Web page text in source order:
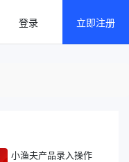
登录 立即注册
小渔夫产品录入操作